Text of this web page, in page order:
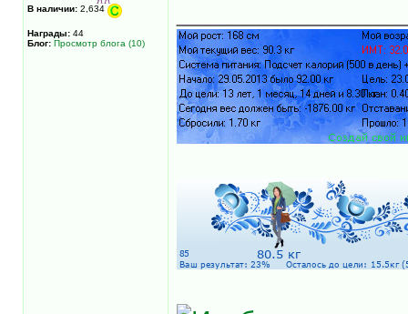
В наличии: 2,634
Награды: 44
Блог: Просмотр блога (10)